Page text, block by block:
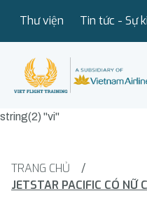
Thư viện Tin tức - Sự
string(2) "vi"
TRANG CHỦ
/
JETSTAR PACIFIC CÓ NỮ